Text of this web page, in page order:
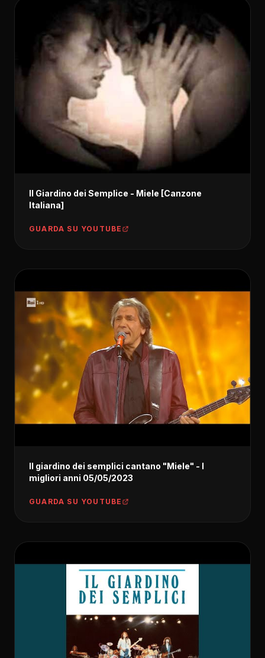
Il Giardino dei Semplice - Miele [Canzone
Italiana]
GUARDA SU YOUTUBE
Il giardino dei semplici cantano "Miele" - I
migliori anni 05/05/2023
GUARDA SU YOUTUBE